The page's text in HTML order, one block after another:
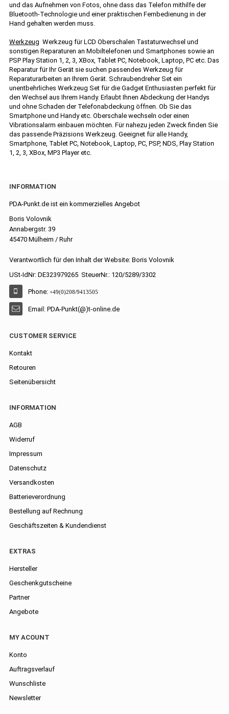
und das Aufnehmen von Fotos, ohne dass das Telefon mithilfe der
Bluetooth-Technologie und einer praktischen Fernbedienung in der
Hand gehalten werden muss.
Werkzeug Werkzeug für LCD Oberschalen Tastaturwechsel und
sonstigen Reparaturen an Mobiltelefonen und Smartphones sowie an
PSP Play Station 1, 2, 3, XBox, Tablet PC, Notebook, Laptop, PC etc. Das
Reparatur für Ihr Gerät sie suchen passendes Werkzeug für
Reparaturarbeiten an Ihrem Gerät. Schraubendreher Set ein
unentbehrliches Werkzeug Set für die Gadget Enthusiasten perfekt für
den Wechsel aus Ihrem Handy. Erlaubt Ihnen Abdeckung der Handys
und ohne Schaden der Telefonabdeckung öffnen. Ob Sie das
Smartphone und Handy etc. Oberschale wechseln oder einen
Vibrationsalarm einbauen möchten. Für nahezu jeden Zweck finden Sie
das passende Präzisions Werkzeug. Geeignet für alle Handy,
Smartphone, Tablet PC, Notebook, Laptop, PC, PSP, NDS, Play Station
1, 2, 3, XBox, MP3 Player etc.
INFORMATION
PDA-Punkt.de ist ein kommerzielles Angebot
Boris Volovnik
Annabergstr. 39
45470 Mülheim / Ruhr
Verantwortlich für den Inhalt der Website: Boris Volovnik
USt-IdNr: DE323979265 SteuerNr.: 120/5289/3302
Phone: +49(0)208/9413505
Email: PDA-Punkt(@)t-online.de
CUSTOMER SERVICE
Kontakt
Retouren
Seitenübersicht
INFORMATION
AGB
Widerruf
Impressum
Datenschutz
Versandkosten
Batterieverordnung
Bestellung auf Rechnung
Geschäftszeiten & Kundendienst
EXTRAS
Hersteller
Geschenkgutscheine
Partner
Angebote
MY ACOUNT
Konto
Auftragsverlauf
Wunschliste
Newsletter